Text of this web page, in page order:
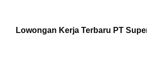
Lowongan Kerja Terbaru PT